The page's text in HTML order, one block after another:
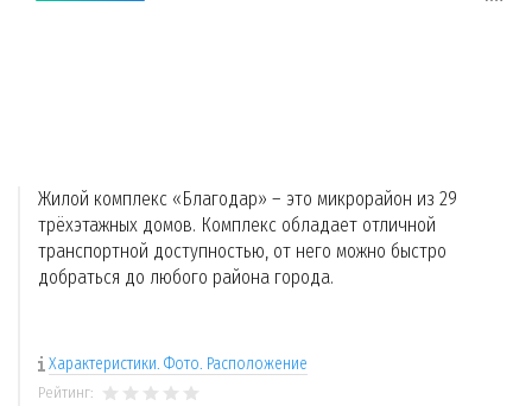
Жилой комплекс «Благодар» – это микрорайон из 29
трёхэтажных домов. Комплекс обладает отличной
транспортной доступностью, от него можно быстро
добраться до любого района города.
Характеристики. Фото. Расположение
Рейтинг: